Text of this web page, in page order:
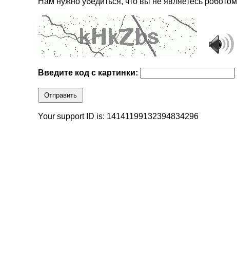
Введите код с картинки:
Отправить
Your support ID is: 14141199132394834296